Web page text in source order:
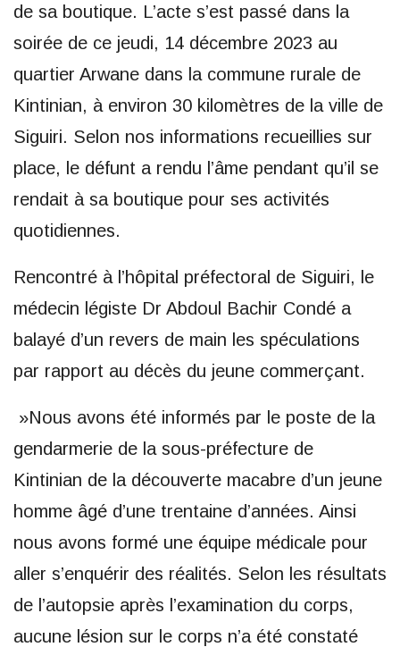
de sa boutique. L’acte s’est passé dans la
soirée de ce jeudi, 14 décembre 2023 au
quartier Arwane dans la commune rurale de
Kintinian, à environ 30 kilomètres de la ville de
Siguiri. Selon nos informations recueillies sur
place, le défunt a rendu l’âme pendant qu’il se
rendait à sa boutique pour ses activités
quotidiennes.
Rencontré à l’hôpital préfectoral de Siguiri, le
médecin légiste Dr Abdoul Bachir Condé a
balayé d’un revers de main les spéculations
par rapport au décès du jeune commerçant.
»Nous avons été informés par le poste de la
gendarmerie de la sous-préfecture de
Kintinian de la découverte macabre d’un jeune
homme âgé d’une trentaine d’années. Ainsi
nous avons formé une équipe médicale pour
aller s’enquérir des réalités. Selon les résultats
de l’autopsie après l’examination du corps,
aucune lésion sur le corps n’a été constaté